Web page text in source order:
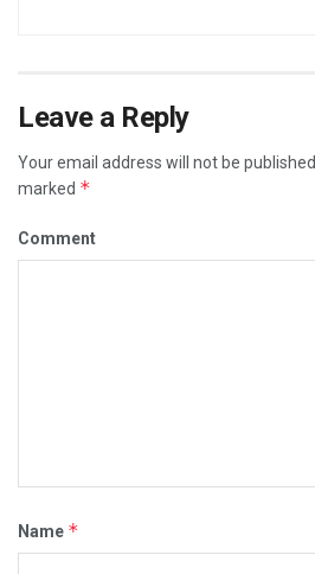
Leave a Reply
Your email address will not be published.
marked *
Comment
Name *